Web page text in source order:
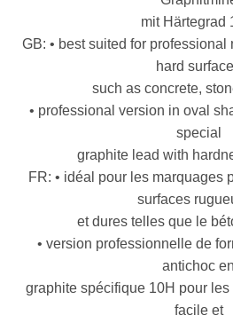
mit Härtegrad
GB: • best suited for
hard
such as concrete,
• professional version in oval
special
graphite lead with
FR: • idéal pour les marquages
surfaces
et dures telles que le
• version professionnelle de
antichoc en
graphite spécifique 10H pour
facile et